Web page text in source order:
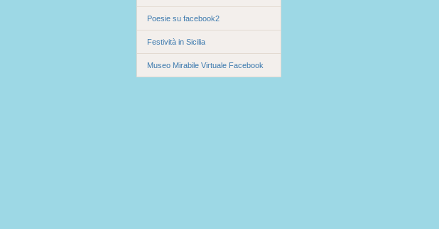
Poesie su facebook2
Festività in Sicilia
Museo Mirabile Virtuale Facebook